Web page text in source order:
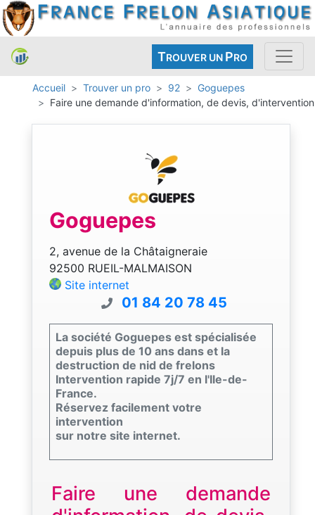
TROUVER UN PRO
Accueil Trouver un pro 92
Goguepes
Faire une demande d'information, de devis, d'intervention
Goguepes
2, avenue de la Châtaigneraie
92500 RUEIL-MALMAISON
Site internet
01 84 20 78 45
La société Goguepes est spécialisée
depuis plus de 10 ans dans et la
destruction de nid de frelons
Intervention rapide 7j/7 en l'Ile-de-
France.
Réservez facilement votre
intervention
sur notre site internet.
Faire une demande